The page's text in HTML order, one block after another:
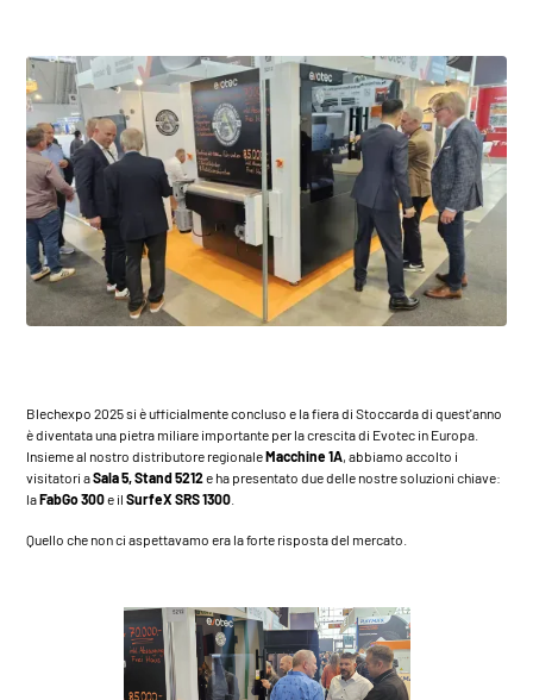
Blechexpo 2025si è ufficialmente concluso e la fiera di Stoccarda di quest'anno
è diventata una pietra miliare importante per la crescita di Evotec in Europa.
Insieme al nostro distributore regionaleMacchine 1A , abbiamo accolto i
visitatori aSala 5, Stand 5212 e ha presentato due delle nostre soluzioni chiave:
laFabGo 300e ilSurfeX SRS 1300
Quello che non ci aspettavamo era la forte risposta del mercato.